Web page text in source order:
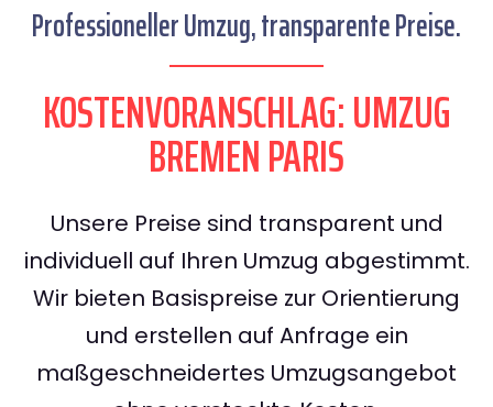
Professioneller Umzug, transparente Preise.
KOSTENVORANSCHLAG: UMZUG
BREMEN PARIS
Unsere Preise sind transparent und
individuell auf Ihren Umzug abgestimmt.
Wir bieten Basispreise zur Orientierung
und erstellen auf Anfrage ein
maßgeschneidertes Umzugsangebot